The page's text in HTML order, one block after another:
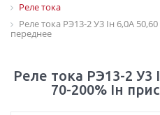
Реле тока
Реле тока РЭ13-2 У3 Iн 6,0А
переднее
Реле тока РЭ13-2 У3
70-200% Iн